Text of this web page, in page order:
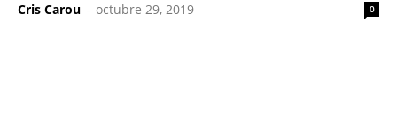
Cris Carou - octubre 29, 2019 0